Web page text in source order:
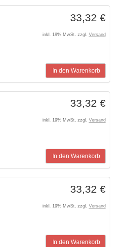
33,32 €
inkl. 19% MwSt. zzgl. Versand
In den Warenkorb
33,32 €
inkl. 19% MwSt. zzgl. Versand
In den Warenkorb
33,32 €
inkl. 19% MwSt. zzgl. Versand
In den Warenkorb